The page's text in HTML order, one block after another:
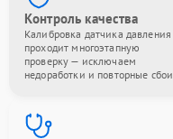
Контроль качества
Калибровка датчика давления
проходит многоэтапную
проверку — исключаем
недоработки и повторные сбои.